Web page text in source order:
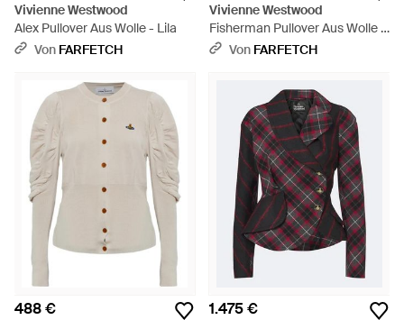
Vivienne Westwood
Alex Pullover Aus Wolle - Lila
Von FARFETCH
Vivienne Westwood
Fisherman Pullover Aus Wolle -
Lila Von FARFETCH
488 € 1.475 €